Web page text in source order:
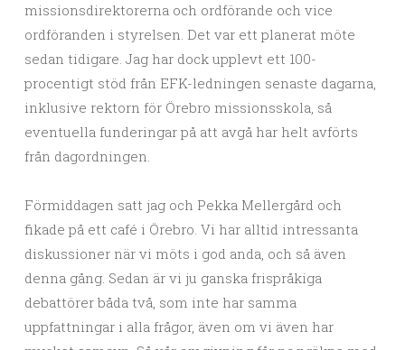
missionsdirektorerna och ordförande och vice
ordföranden i styrelsen. Det var ett planerat möte
sedan tidigare. Jag har dock upplevt ett 100-
procentigt stöd från EFK-ledningen senaste dagarna,
inklusive rektorn för Örebro missionsskola, så
eventuella funderingar på att avgå har helt avförts
från dagordningen.
Förmiddagen satt jag och Pekka Mellergård och
fikade på ett café i Örebro. Vi har alltid intressanta
diskussioner när vi möts i god anda, och så även
denna gång. Sedan är vi ju ganska frispråkiga
debattörer båda två, som inte har samma
uppfattningar i alla frågor, även om vi även har